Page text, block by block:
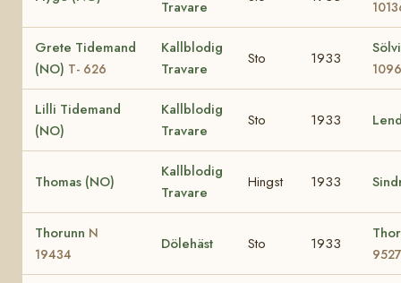
Travare
Grete Tidemand
(NO) T- 626
Kallblodig
Travare
Sto 1933
Lilli Tidemand
(NO)
Kallblodig
Travare
Sto 1933
Thomas (NO)
Kallblodig
Travare
Hingst 1933
Thorunn N
19434
Dölehäst Sto 1933
9527